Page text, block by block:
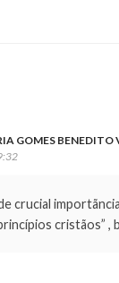
GOMES BENEDITO
crucial
cristãos” ,